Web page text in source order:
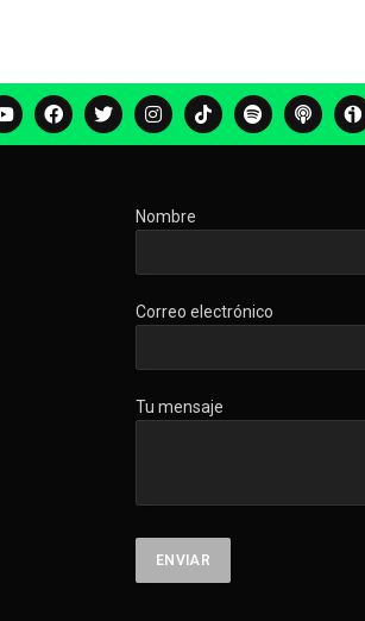
Nombre
Correo electrónico
Tu mensaje